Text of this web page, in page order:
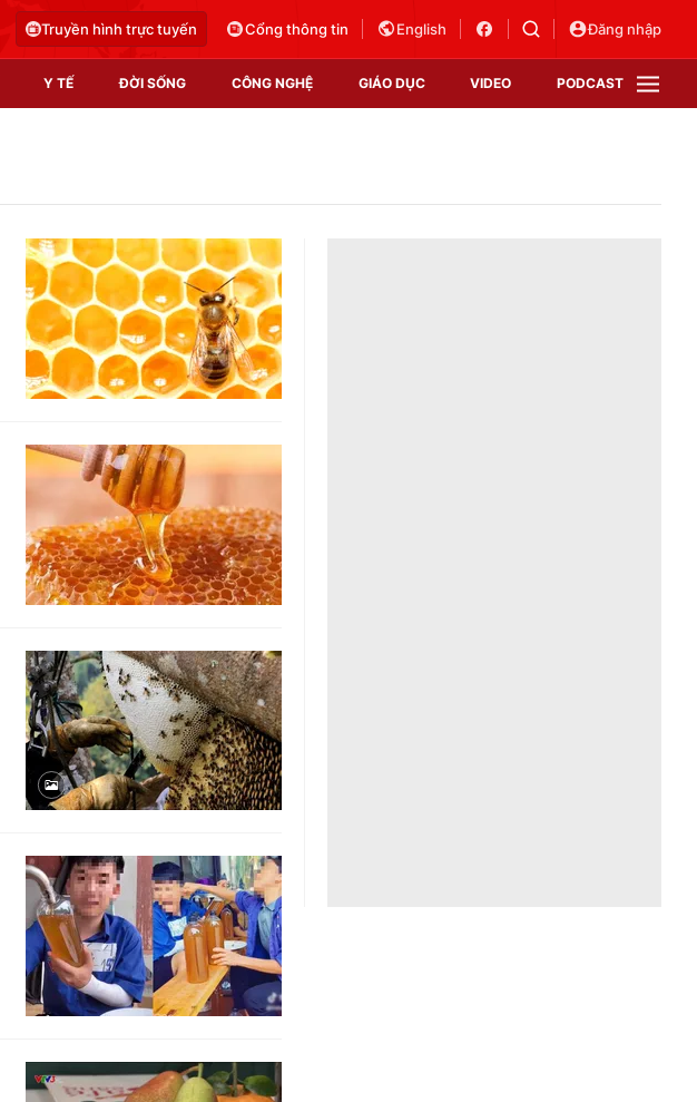
Truyền hình trực tuyến Cổng thông tin English Đăng nhập
Y TẾ ĐỜI SỐNG CÔNG NGHỆ GIÁO DỤC VIDEO PODCAST
Video
Shorts video
Podcast
EMagazine
Photo
Infographic
Góc ảnh
Công nghệ
Hitech Công nghệ tương lai
Sản phẩm
Thị trường
Tư vấn
VTV Sức khoẻ